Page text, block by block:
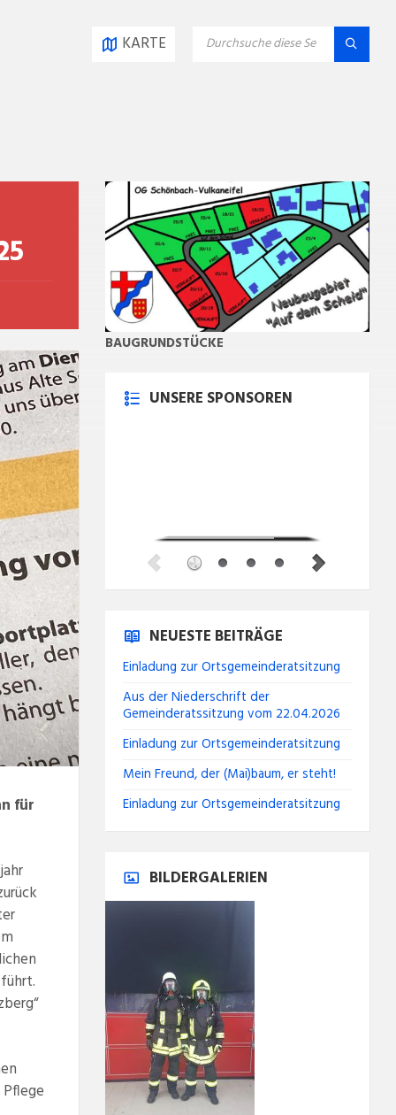
KARTE SEARCH:
für
BAUGRUNDSTÜCKE
UNSERE SPONSOREN
NEUESTE BEITRÄGE
Einladung zur Ortsgemeinderatsitzung
Aus der Niederschrift der
Gemeinderatssitzung vom 22.04.2026
Einladung zur Ortsgemeinderatsitzung
Mein Freund, der (Mai)baum, er steht!
Einladung zur Ortsgemeinderatsitzung
BILDERGALERIEN